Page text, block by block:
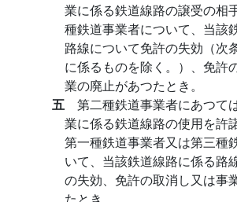
業に係る鉄道線路の譲受の相
種鉄道事業者について、当該
路線について免許の失効（次
に係るものを除く。）、免許
業の廃止があつたとき。
五 第二種鉄道事業者にあつて
業に係る鉄道線路の使用を許
第一種鉄道事業者又は第三種
いて、当該鉄道線路に係る路
の失効、免許の取消し又は事